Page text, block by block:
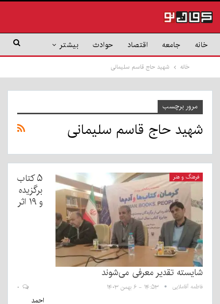
خانه جامعه اقتصاد حوادث بیشتر
خانه شهید حاج قاسم سلیمانی
مرور برچسب
شهید حاج قاسم سلیمانی
فرهنگ و هنر
۵ کتاب
برگزیده
و ۱۹ اثر
شایسته تقدیر معرفی می‌شوند
فاطمه آقاملایی ۱۴:۵۳ - ۶ بهمن ۱۴۰۳
احمد